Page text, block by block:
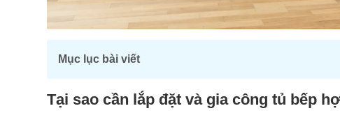
Mục lục bài viết
Tại sao cần lắp đặt và gia công tủ bếp